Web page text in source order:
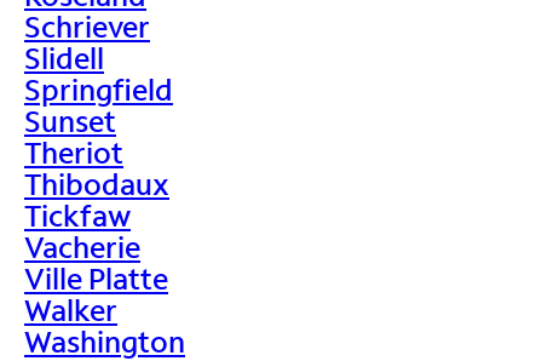
Schriever
Slidell
Springfield
Sunset
Theriot
Thibodaux
Tickfaw
Vacherie
Ville Platte
Walker
Washington